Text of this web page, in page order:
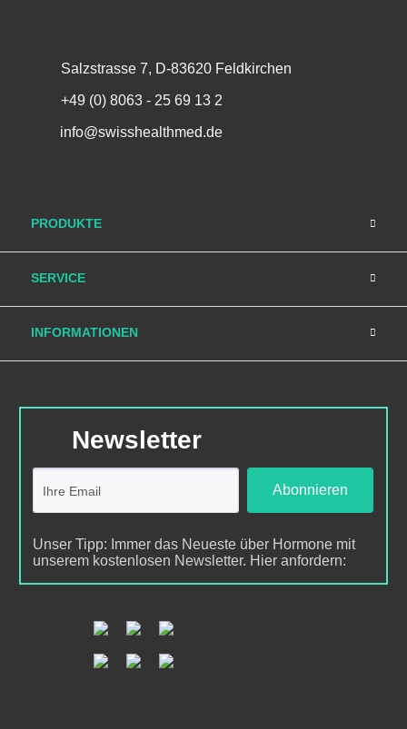
Salzstrasse 7, D-83620 Feldkirchen
+49 (0) 8063 - 25 69 13 2
info@swisshealthmed.de
PRODUKTE
SERVICE
INFORMATIONEN
Newsletter
Abonnieren
Unser Tipp: Immer das Neueste über Hormone mit
unserem kostenlosen Newsletter. Hier anfordern: